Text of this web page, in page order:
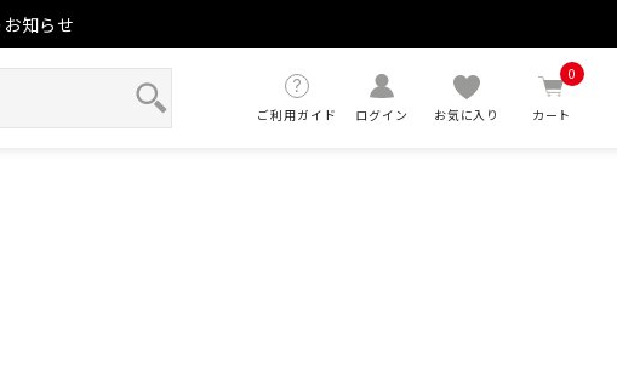
知らせ
ご利用ガイド ログイン お気に入り カート
0